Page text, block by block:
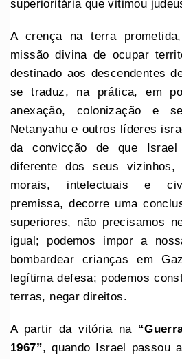
superioritária que vitimou
A crença na terra
missão divina de ocupar
destinado aos descendentes
se traduz, na prática, em
anexação, colonização e
Netanyahu e outros líderes
da convicção de que Israel
diferente dos seus vizinhos,
morais, intelectuais e
premissa, decorre uma
superiores, não precisamos
igual; podemos impor a
bombardear crianças em
legítima defesa; podemos
terras, negar direitos.
A partir da vitória na
1967”, quando Israel passou